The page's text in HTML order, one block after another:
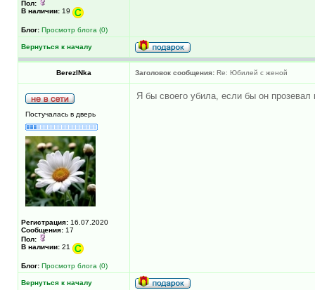
Пол:
В наличии: 19
Блог: Просмотр блога (0)
Вернуться к началу
BerezINka Заголовок сообщения: Re: Юбилей с женой
Постучалась в дверь
Регистрация: 16.07.2020
Сообщения: 17
Пол:
В наличии: 21
Блог: Просмотр блога (0)
Я бы своего убила, если бы он
Вернуться к началу